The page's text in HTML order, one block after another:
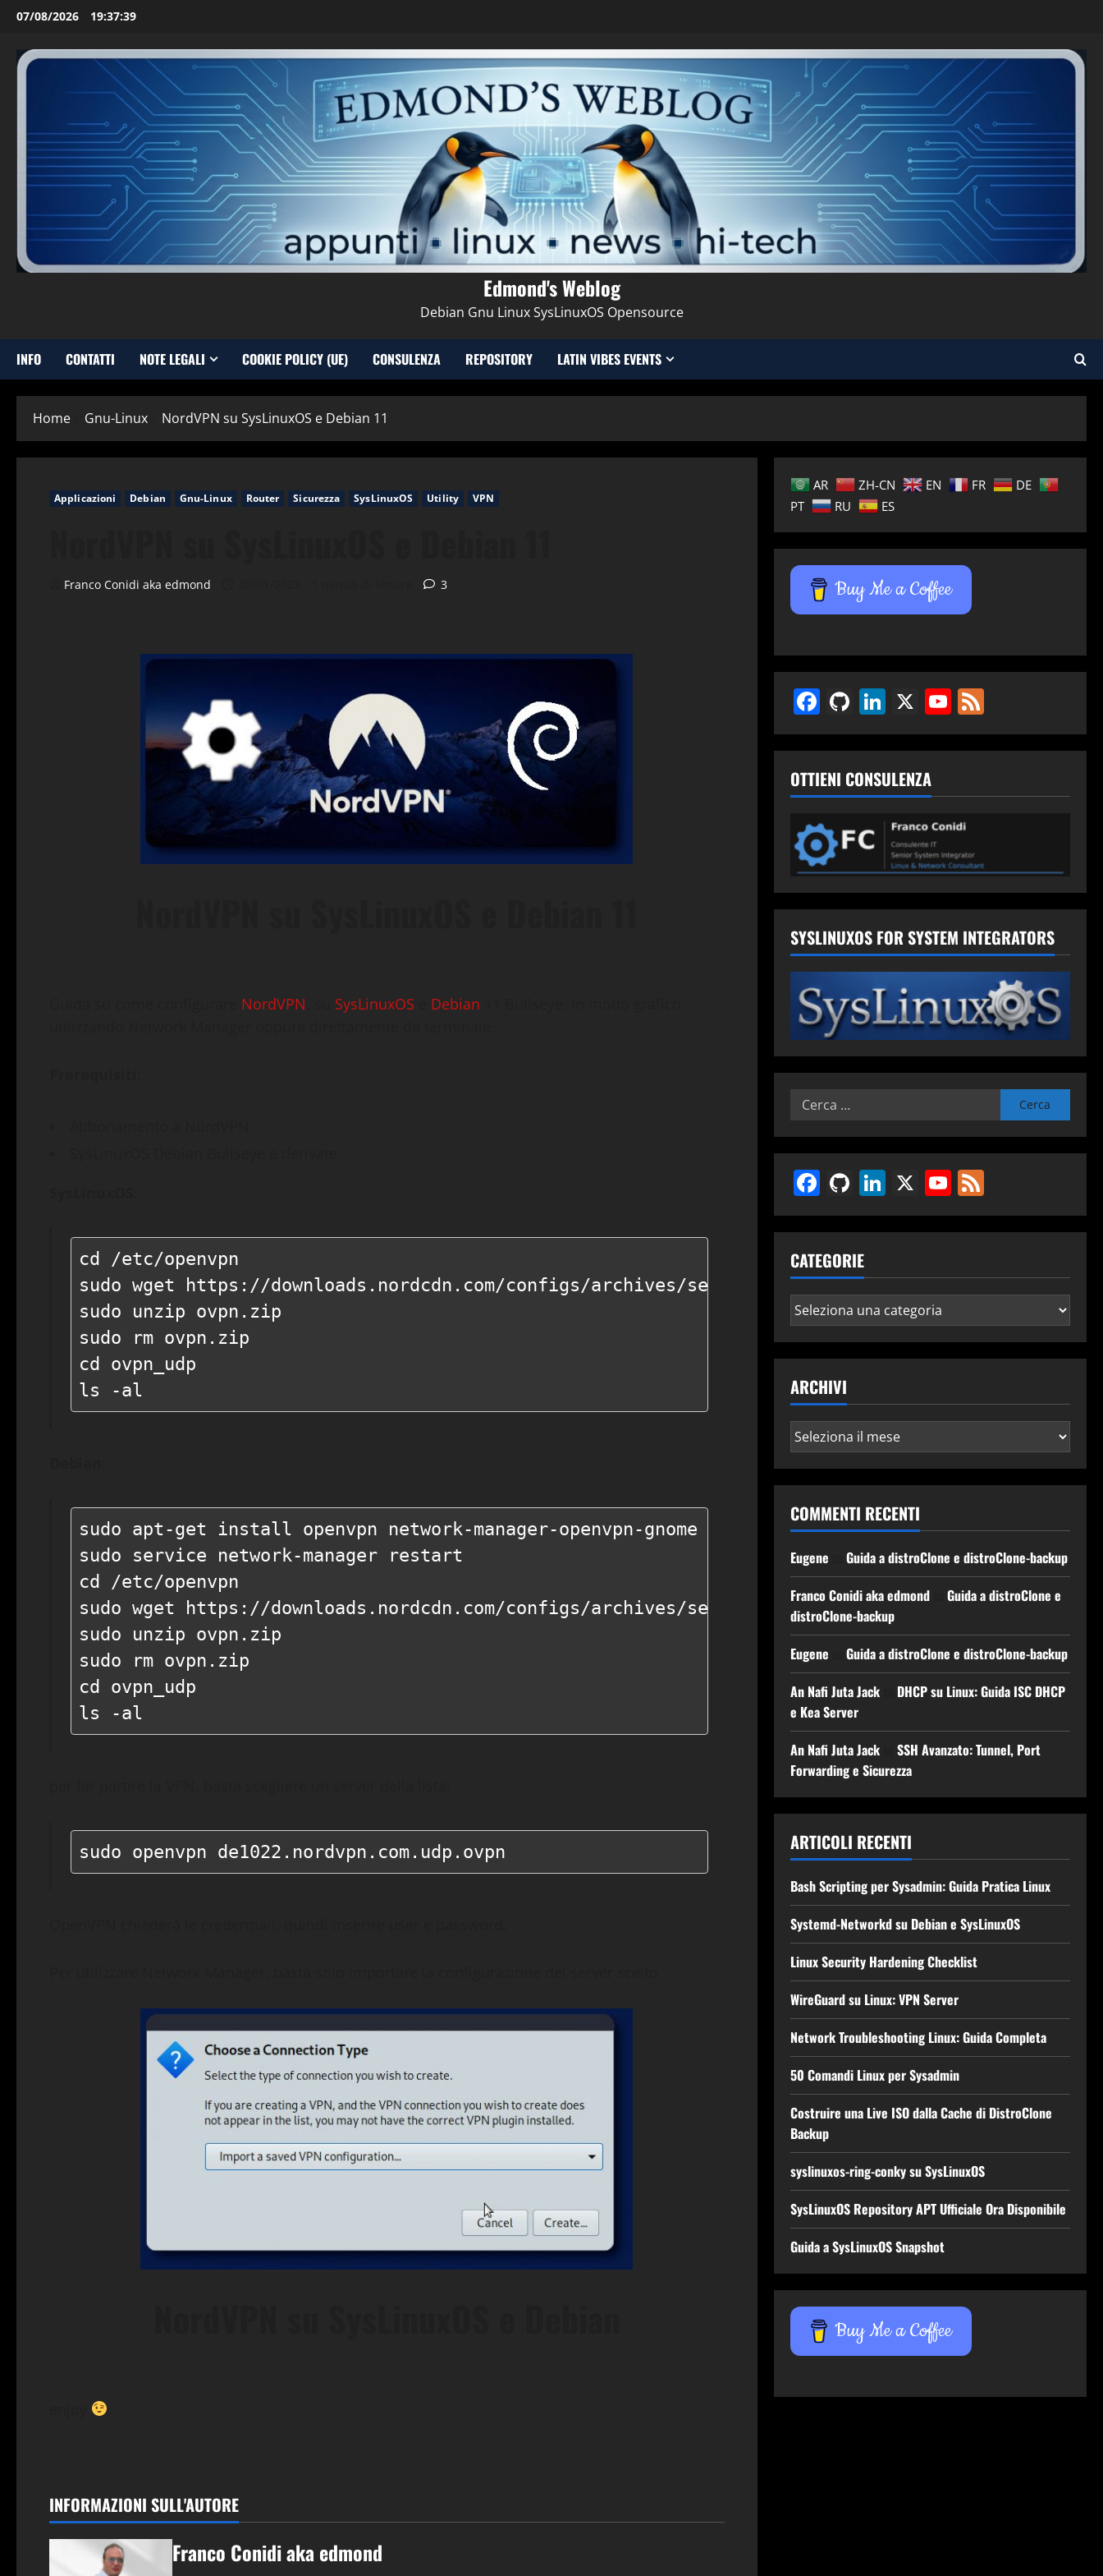
Vai
contenuto
07/08/2026 19:37:40
Edmond's Weblog
Debian Gnu Linux SysLinuxOS Opensource
INFO CONTATTI NOTE LEGALI COOKIE POLICY (UE) CONSULENZA REPOSITORY LATIN VIBES EVENTS
Home Gnu-Linux NordVPN su SysLinuxOS e Debian 11
Applicazioni Debian Gnu-Linux Router Sicurezza SysLinuxOS Utility VPN
Franco Conidi aka edmond 3
NordVPN SysLinuxOS Debian
cd /etc/openvpn
sudo wget https://downloads.nordcdn.com/configs/archives/servers/ovpn.zip
sudo unzip ovpn.zip
sudo rm ovpn.zip
cd ovpn_udp
ls -al
sudo apt-get install openvpn network-manager-openvpn-gnome ca-certificates unzip
sudo service network-manager restart
cd /etc/openvpn
sudo wget https://downloads.nordcdn.com/configs/archives/servers/ovpn.zip
sudo unzip ovpn.zip
sudo rm ovpn.zip
cd ovpn_udp
ls -al
sudo openvpn de1022.nordvpn.com.udp.ovpn
INFORMAZIONI SULL'AUTORE
Franco Conidi aka edmond
AR ZH-CN EN FR
DE
PT
RU ES
Buy Me a Coffee
Facebook
GitHub
LinkedIn
X YouTube
Feed
OTTIENI CONSULENZA
SYSLINUXOS FOR SYSTEM INTEGRATORS
Ricerca
Facebook
GitHub
LinkedIn
X YouTube
Feed
CATEGORIE
Categorie
ARCHIVI
Archivi
COMMENTI RECENTI
Eugene
Guida a distroClone e distroClone-backup
Franco Conidi aka edmondsu Guida a distroClone e
distroClone-backup
Eugene
Guida a distroClone e distroClone-backup
An Nafi Juta Jacksu DHCP su Linux: Guida ISC DHCP
e Kea Server
An Nafi Juta Jacksu SSH Avanzato: Tunnel, Port
Forwarding e Sicurezza
ARTICOLI RECENTI
Bash Scripting per Sysadmin: Guida Pratica Linux
Systemd-Networkd su Debian e SysLinuxOS
Linux Security Hardening Checklist
WireGuard su Linux: VPN Server
Network Troubleshooting Linux: Guida Completa
50 Comandi Linux per Sysadmin
Costruire una Live ISO dalla Cache di DistroClone
Backup
syslinuxos-ring-conky su SysLinuxOS
SysLinuxOS Repository APT Ufficiale Ora Disponibile
Guida a SysLinuxOS Snapshot
Buy Me a Coffee